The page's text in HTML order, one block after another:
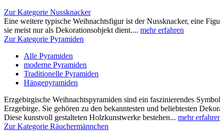
Zur Kategorie Nussknacker
Eine weitere typische Weihnachtsfigur ist der Nussknacker, eine
sie meist nur als Dekorationsobjekt dient.... mehr erfahren
Zur Kategorie Pyramiden
Alle Pyramiden
moderne Pyramiden
Traditionelle Pyramiden
Hängepyramiden
Erzgebirgische Weihnachtspyramiden sind ein faszinierendes
Erzgebirge. Sie gehören zu den bekanntesten und beliebtesten
Diese kunstvoll gestalteten Holzkunstwerke bestehen... mehr
Zur Kategorie Räuchermännchen